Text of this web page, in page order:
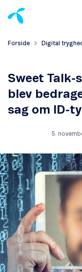
Forside Digital
Sweet Talk-
blev
sag om ID-
5.